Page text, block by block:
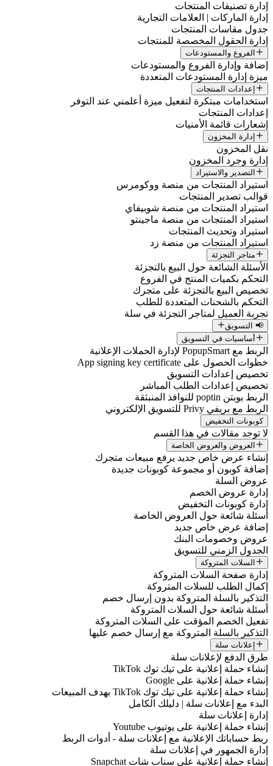
إدارة تصنيفات المنتجات
إدارة الماركات | العلامات التجارية
جدول مقاسات المنتجات
إدارة الحقول المخصصة للمنتجات
الفروع والمستودعات
إضافة وإدارة الفروع والمستودعات
ميزة إدارة المستودعات المتعددة
إعدادات المنتجات
استخدامات مبتكرة لتفعيل ميزة أعلمني عند التوفر
إعدادات المنتجات
إشعارات قائمة الأمنيات
إدارة المخزون
نقل المخزون
إدارة وجرد المخزون
التصدير والاستيراد
استيراد المنتجات من منصة ووكومرس
قوالب تصدير المنتجات
استيراد المنتجات من منصة شوبيفاي
استيراد المنتجات من منصة ماجينتو
استيراد وتحديث المنتجات
استيراد المنتجات من منصة زد
متاجر التجزئة
الأسئلة الشائعة حول البيع بالتجزئة
التحكم بكميات المنتج في الفروع
تخصيص البيع بالتجزئة على متجرك
التحكم بالشحنات المتعددة للطلب
تجربة العميل لمتاجر التجزئة في سلة
📢 التسويق
أساسيات في التسويق
الربط مع PopupSmart لإدارة الحملات الإعلانية
خطوات الحصول على App signing key certificate
تخصيص إعدادات التسويق
تخصيص إعدادات الطلب المباشر
الربط بوبتن poptin للنوافذ المنبثقة
الربط مع بريفي Privy للتسويق الإلكتروني
كوبونات التخفيض
لا توجد مقالات في هذا القسم
العروض والعروض الخاصة
إنشاء عرض خاص جديد يرفع مبيعات متجرك
إضافة كوبون أو مجموعة كوبونات جديدة
عروض السلة
إدارة عروض الخصم
إدارة كوبونات التخفيض
أسئلة شائعة حول العروض الخاصة
إضافة عرض خاص جديد
عروض وخصومات البنك
الجدول الزمني للتسويق
السلات المتروكة
إدارة صفحة السلات المتروكة
إكمال الطلب للسلات المتروكة
التذكير بالسلة المتروكة بدون إرسال خصم
أسئلة شائعة حول السلات المتروكة
تفعيل الخصم المؤقت على السلات المتروكة
التذكير بالسلة المتروكة مع إرسال خصم عليها
إعلانات سلة
طرق الدفع لإعلانات سلة
إنشاء حملة إعلانية على تيك توك TikTok
إنشاء حملة إعلانية على Google
إنشاء حملة إعلانية على تيك توك TikTok بهدف المبيعات
البدء مع إعلانات سلة | دليلك الكامل
إدارة إعلانات سلة
إنشاء حملة إعلانية على يوتيوب Youtube
ربط حساباتك الإعلانية مع إعلانات سلة - أدوات الربط
إدارة الجمهور في إعلانات سلة
إنشاء حملة إعلانية على سناب شات Snapchat